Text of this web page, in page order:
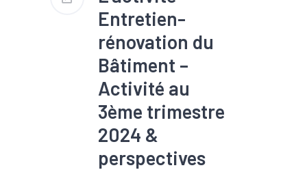
Entretien-
rénovation du
Bâtiment –
Activité au
3ème trimestre
2024 &
perspectives